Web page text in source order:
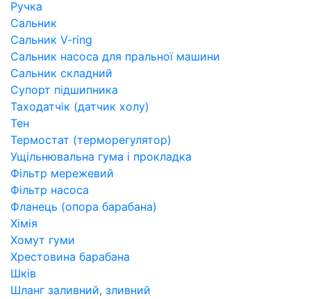
Ручка
Сальник
Сальник V-ring
Сальник насоса для пральної машини
Сальник складний
Супорт підшипника
Таходатчік (датчик холу)
Тен
Термостат (терморегулятор)
Ущільнювальна гума і прокладка
Фільтр мережевий
Фільтр насоса
Фланець (опора барабана)
Хімія
Хомут гуми
Хрестовина барабана
Шків
Шланг заливний, зливний